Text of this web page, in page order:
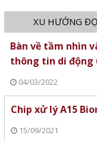
XU HƯỚNG
Bàn về tầm nhìn
thông tin di động
04/03/2022
Chip xử lý A15
15/09/2021